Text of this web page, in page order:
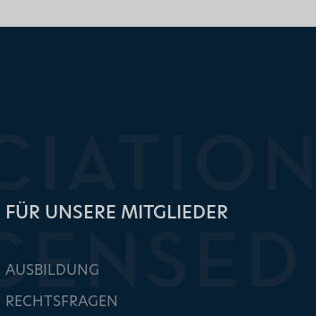
FÜR UNSERE MITGLIEDER
AUSBILDUNG
RECHTSFRAGEN